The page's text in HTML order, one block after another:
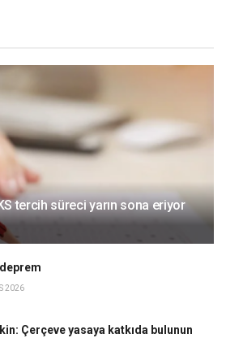
tercih süreci yarın sona eriyor
2026
Çerçeve yasaya katkıda bulunun